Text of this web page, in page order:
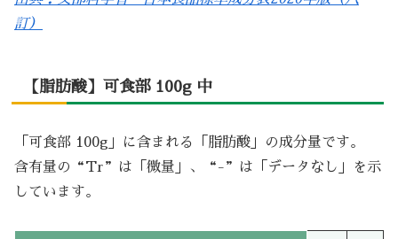
訂）
【脂肪酸】可食部 100g 中
「可食部 100g」に含まれる「脂肪酸」の成分量です。
含有量の“Tr”は「微量」、“-”は「データなし」を示
しています。